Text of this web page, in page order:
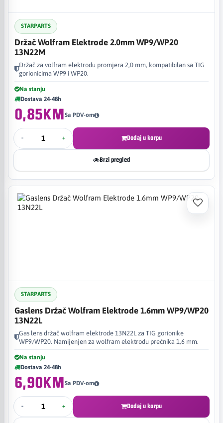
STARPARTS
Držač Wolfram Elektrode 2.0mm WP9/WP20
13N22M
Držač za volfram elektrodu promjera 2,0 mm, kompatibilan sa TIG
gorionicima WP9 i WP20.
Na stanju
Dostava 24-48h
0,85KMSa PDV-om
- + Dodaj u korpu
Brzi pregled
STARPARTS
Gaslens Držač Wolfram Elektrode 1.6mm WP9/WP20
13N22L
Gas lens držač wolfram elektrode 13N22L za TIG gorionike
WP9/WP20. Namijenjen za wolfram elektrodu prečnika 1,6 mm.
Na stanju
Dostava 24-48h
6,90KMSa PDV-om
- + Dodaj u korpu